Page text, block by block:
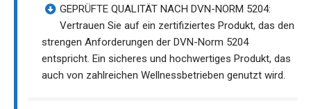
GEPRÜFTE QUALITÄT NACH DVN-NORM 5204:
Vertrauen Sie auf ein zertifiziertes Produkt, das den
strengen Anforderungen der DVN-Norm 5204
entspricht. Ein sicheres und hochwertiges Produkt, das
auch von zahlreichen Wellnessbetrieben genutzt wird.